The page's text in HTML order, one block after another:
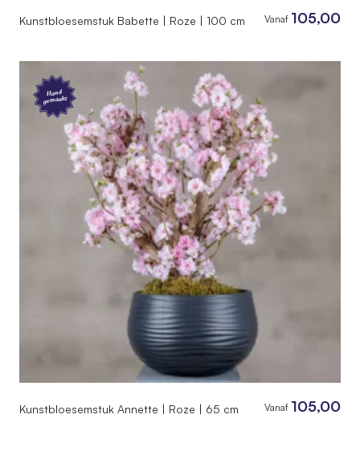
Kunstbloesemstuk Babette | Roze | 100 cm Vanaf 105,00
Hand
gemaakt
Kunstbloesemstuk Annette | Roze | 65 cm Vanaf 105,00